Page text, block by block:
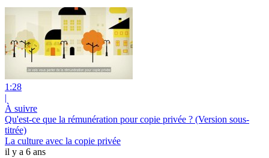
1:28
|
À suivre
Qu'est-ce que la rémunération pour copie privée ? (Version sous-
titrée)
La culture avec la copie privée
il y a 6 ans